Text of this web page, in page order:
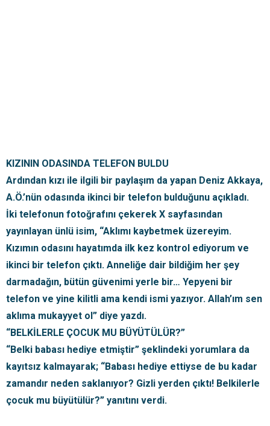
KIZININ ODASINDA TELEFON BULDU
Ardından kızı ile ilgili bir paylaşım da yapan Deniz Akkaya,
A.Ö.’nün odasında ikinci bir telefon bulduğunu açıkladı.
İki telefonun fotoğrafını çekerek X sayfasından
yayınlayan ünlü isim, “Aklımı kaybetmek üzereyim.
Kızımın odasını hayatımda ilk kez kontrol ediyorum ve
ikinci bir telefon çıktı. Anneliğe dair bildiğim her şey
darmadağın, bütün güvenimi yerle bir… Yepyeni bir
telefon ve yine kilitli ama kendi ismi yazıyor. Allah’ım sen
aklıma mukayyet ol” diye yazdı.
“BELKİLERLE ÇOCUK MU BÜYÜTÜLÜR?”
“Belki babası hediye etmiştir” şeklindeki yorumlara da
kayıtsız kalmayarak; “Babası hediye ettiyse de bu kadar
zamandır neden saklanıyor? Gizli yerden çıktı! Belkilerle
çocuk mu büyütülür?” yanıtını verdi.